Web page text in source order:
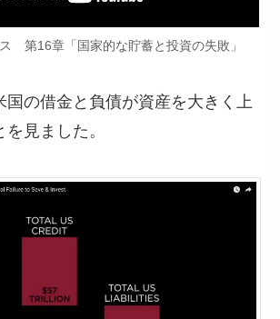
第16章「国家的な貯蓄と投資の失敗」
国の借金と負債が資産を大きく上
見ました。